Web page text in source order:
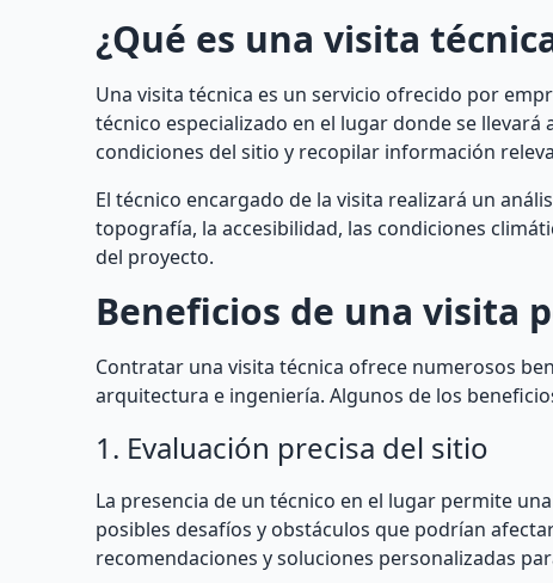
¿Qué es una visita
Una visita técnica es un servicio ofrecido por
técnico especializado en el lugar donde se
condiciones del sitio y recopilar información
El técnico encargado de la visita realizará un
topografía, la accesibilidad, las condiciones
del proyecto.
Beneficios de una visita
Contratar una visita técnica ofrece numerosos
arquitectura e ingeniería. Algunos de los
1. Evaluación precisa del sitio
La presencia de un técnico en el lugar permite
posibles desafíos y obstáculos que podrían
recomendaciones y soluciones personalizadas